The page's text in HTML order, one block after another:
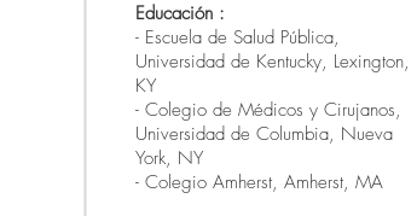
Educación :
- Escuela de Salud Pública,
Universidad de Kentucky, Lexington,
KY
- Colegio de Médicos y Cirujanos,
Universidad de Columbia, Nueva
York, NY
- Colegio Amherst, Amherst, MA